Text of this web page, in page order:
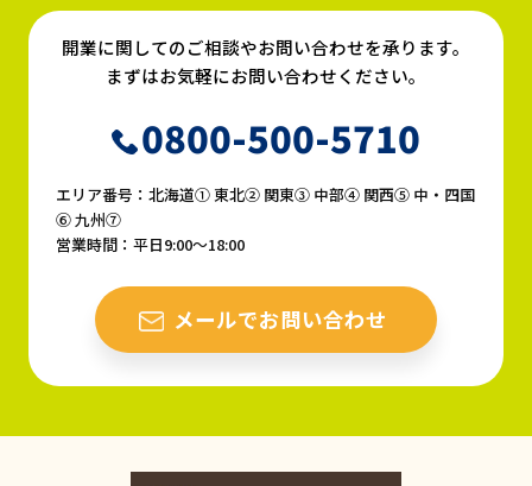
開業に関してのご相談やお問い合わせを承ります。
まずはお気軽にお問い合わせください。
0800-500-5710
エリア番号：北海道① 東北② 関東③ 中部④ 関西⑤ 中・四国
⑥ 九州⑦
営業時間：平日9:00〜18:00
メールでお問い合わせ